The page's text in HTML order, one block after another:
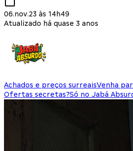
06.nov.23 às 14h49
Atualizado há quase 3 anos
Achados e preços surreaisVenha
Ofertas secretas?Só no Jabá